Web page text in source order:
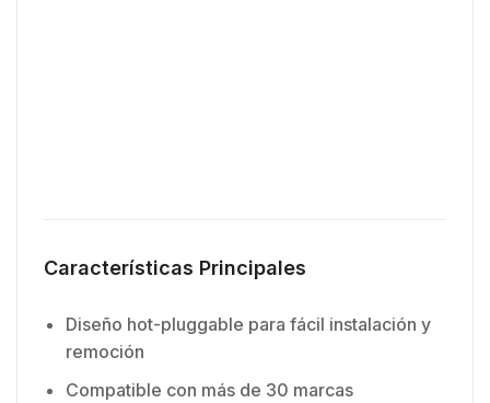
Características Principales
Diseño hot-pluggable para fácil instalación y
remoción
Compatible con más de 30 marcas